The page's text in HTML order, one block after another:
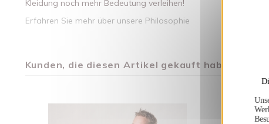
Kleidung noch mehr Bedeutung verleihen!
Erfahren Sie mehr über unsere Philosophie
Kunden, die diesen Artikel gekauft haben,